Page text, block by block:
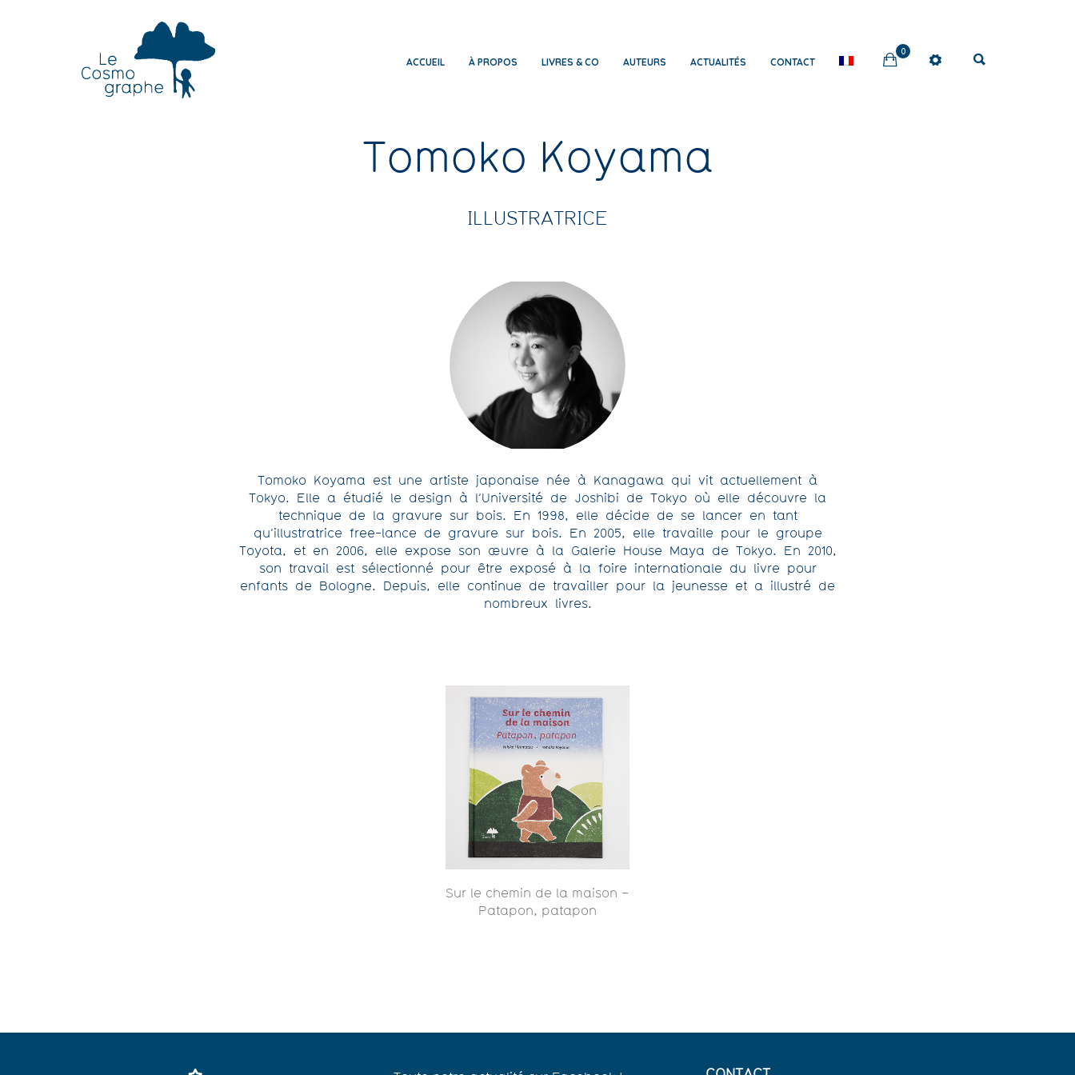
ACCUEIL À PROPOS LIVRES & CO AUTEURS ACTUALITÉS CONTACT
0
Tomoko Koyama
ILLUSTRATRICE
Tomoko Koyama est une artiste japonaise née à Kanagawa qui vit actuellement à
Tokyo. Elle a étudié le design à l’Université de Joshibi de Tokyo où elle découvre la
technique de la gravure sur bois. En 1998, elle décide de se lancer en tant
qu’illustratrice free-lance de gravure sur bois. En 2005, elle travaille pour le groupe
Toyota, et en 2006, elle expose son œuvre à la Galerie House Maya de Tokyo. En 2010,
son travail est sélectionné pour être exposé à la foire internationale du livre pour
enfants de Bologne. Depuis, elle continue de travailler pour la jeunesse et a illustré de
nombreux livres.
Sur le chemin de la maison –
Patapon, patapon